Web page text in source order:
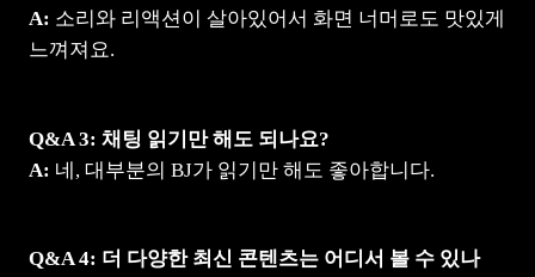
A: 소리와 리액션이 살아있어서 화면 너머로도 맛있게
느껴져요.
Q&A 3: 채팅 읽기만 해도 되나요?
A: 네, 대부분의 BJ가 읽기만 해도 좋아합니다.
Q&A 4: 더 다양한 최신 콘텐츠는 어디서 볼 수 있나